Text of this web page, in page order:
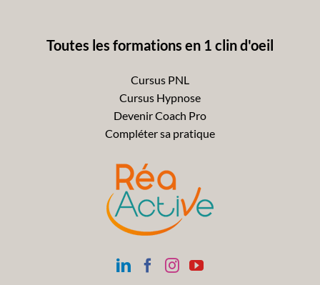
Toutes les formations en 1 clin d'oeil
Cursus PNL
Cursus Hypnose
Devenir Coach Pro
Compléter sa pratique